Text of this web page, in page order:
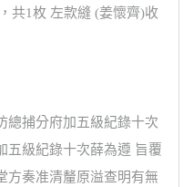
共1枚 左款縫 (姜懷齊)收
總捕分府加五級紀錄十次
五級紀錄十次薛為遵 旨覆
方奏准清釐原溢查明有無